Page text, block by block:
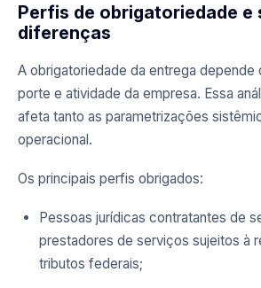
Perfis de obrigatoriedade e
diferenças
A obrigatoriedade da entrega depende
porte e atividade da empresa. Essa
afeta tanto as parametrizações
operacional.
Os principais perfis obrigados:
Pessoas jurídicas contratantes de
prestadores de serviços sujeitos à
tributos federais;